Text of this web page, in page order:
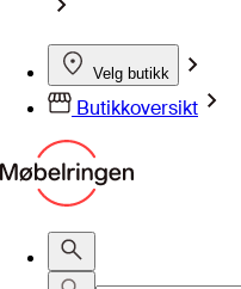
Velg butikk
Butikkoversikt